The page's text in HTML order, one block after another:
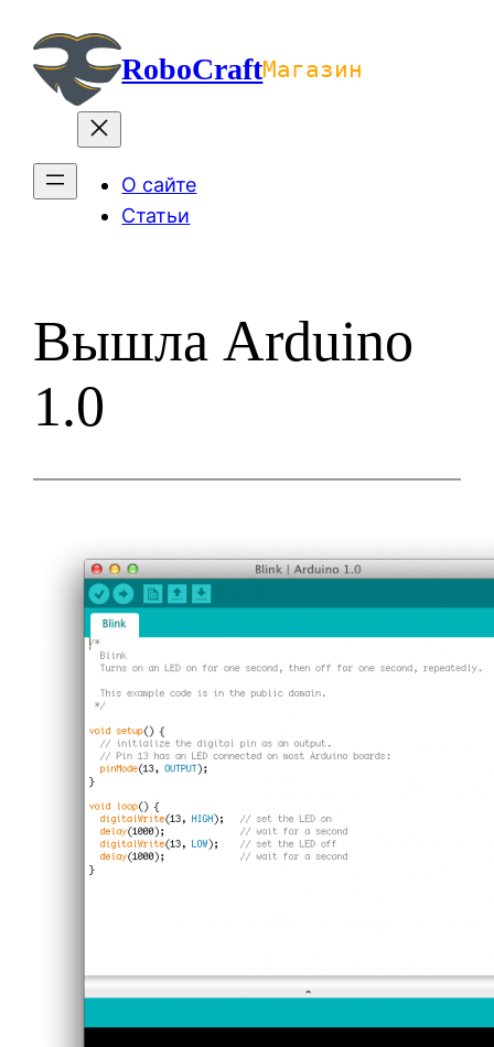
содержимомуRoboCraftМагазин
О сайте
Статьи
Вышла Arduino
1.0